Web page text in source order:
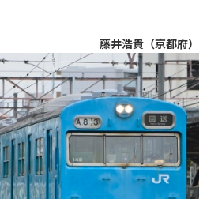
藤井浩貴（京都府）